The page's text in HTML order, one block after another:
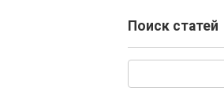
Поиск статей